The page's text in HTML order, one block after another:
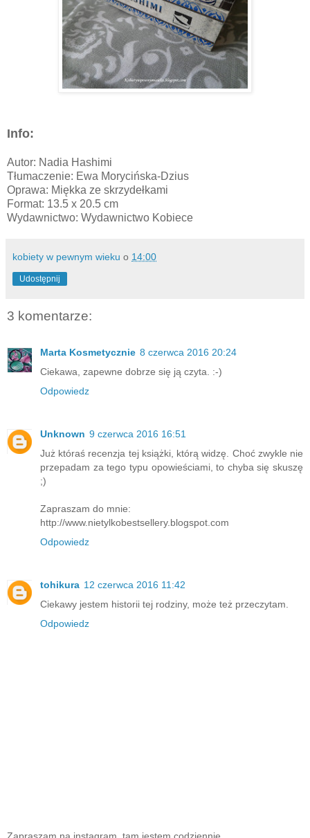
Info:
Autor: Nadia Hashimi
Tłumaczenie: Ewa Morycińska-Dzius
Oprawa: Miękka ze skrzydełkami
Format: 13.5 x 20.5 cm
Wydawnictwo: Wydawnictwo Kobiece
kobiety w pewnym wieku o 14:00
Udostępnij
3 komentarze:
Marta Kosmetycznie 8 czerwca 2016 20:24
Ciekawa, zapewne dobrze się ją czyta. :-)
Odpowiedz
Unknown 9 czerwca 2016 16:51
Już któraś recenzja tej książki, którą widzę. Choć zwykle nie
przepadam za tego typu opowieściami, to chyba się skuszę
;)
Zapraszam do mnie:
http://www.nietylkobestsellery.blogspot.com
Odpowiedz
tohikura 12 czerwca 2016 11:42
Ciekawy jestem historii tej rodziny, może też przeczytam.
Odpowiedz